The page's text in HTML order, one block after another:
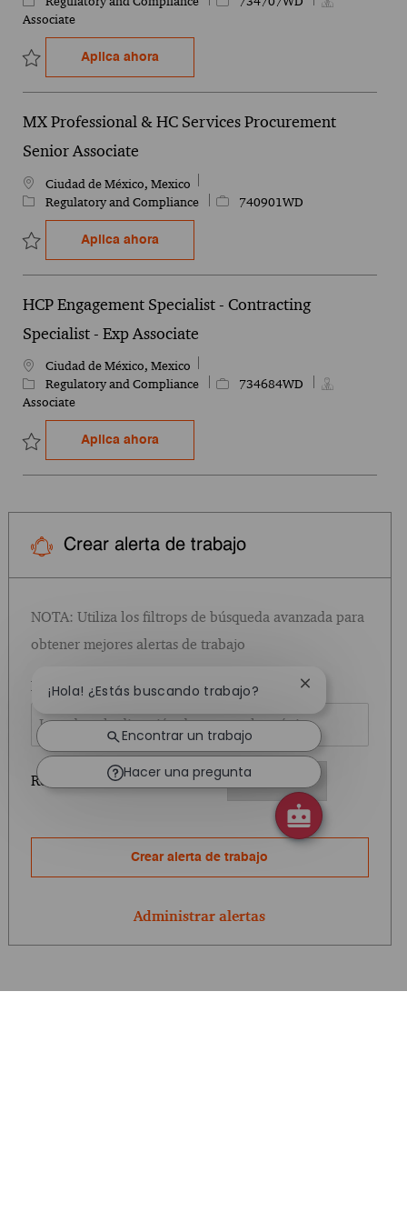
Associate
Guardar HCP Engagement Specialist - Contracting Specialist - Exp
Aplica ahoraHCP Engagement Specialist -
MX Professional & HC Services Procurement
Senior Associate
Ubicación
Ciudad de México, Mexico
Categoría
Regulatory and Compliance Id. del empleo
740901WD
Guardar MX Professional & HC Services Procurement Senior
Aplica ahoraMX Professional & HC Services
HCP Engagement Specialist - Contracting
Specialist - Exp Associate
Ubicación
Ciudad de México, Mexico
Categoría
Regulatory and Compliance Id. del empleo
734684WD
Associate
Guardar HCP Engagement Specialist - Contracting Specialist - Exp
Aplica ahoraHCP Engagement Specialist -
Crear alerta de trabajo
NOTA: Utiliza los filtrops de búsqueda avanzada para
obtener mejores alertas de trabajo
Dirección de correo electrónicoRequired
Recibirás correos electrónicosRequired
Crear alerta de trabajo
Administrar alertas
¡Hola! ¿Estás buscando trabajo? Cerrar
Encontrar un trabajo
Hacer una pregunta